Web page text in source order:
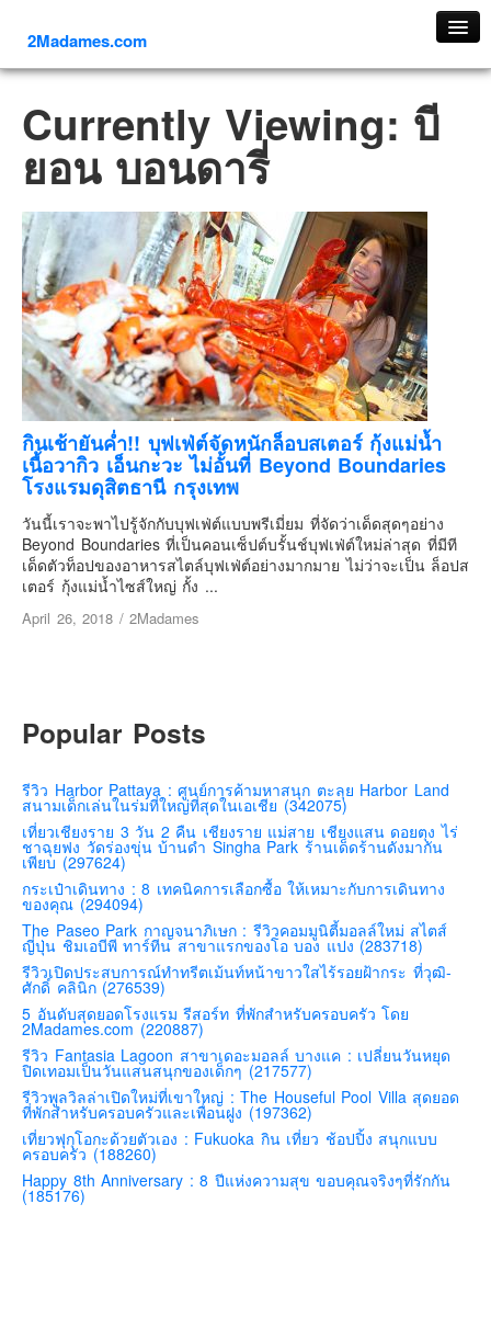
2Madames.com
ภาคเหนือ
ภาคใต้
ภาคกลาง
ภาคตะวันตก
ภาคอีสาน
ทริปต่างประเทศ
ยุโรป
รัสเซีย
อิตาลี
ตุรกี-ตุรเคีย
เยอรมัน
ฝรั่งเศส
ออสเตรีย
สาธารณรัฐเช็ก
สวิสเซอร์แลนด์
สเปน
โครเอเชีย
สโลเวเนีย
มอนเตรเนโกร
บอสเนียและเฮอร์เซโกวีน่า
ญี่ปุ่น
คันโต-โตเกียวและรอบๆ
คันไซ-โอซาก้า เกียวโต
คิวชู – ฟุกุโอกะ ซางะ เปปปุ ยุฟุอิน นางาซากิ
ฟูจิ
ฮอกไกโด
เอเชีย
Currently Viewing: บี
ยอน บอนดารี่
กินเช้ายันค่ำ!! บุฟเฟ่ต์จัดหนักล็อบสเตอร์ กุ้งแม่น้ำ
เนื้อวากิว เอ็นกะวะ ไม่อั้นที่ Beyond Boundaries
โรงแรมดุสิตธานี กรุงเทพ
วันนี้เราจะพาไปรู้จักกับบุฟเฟ่ต์แบบพรีเมี่ยม ที่จัดว่าเด็ดสุดๆอย่าง
Beyond Boundaries ที่เป็นคอนเซ็ปต์บรั้นช์บุฟเฟ่ต์ใหม่ล่าสุด ที่มีที
เด็ดตัวท็อปของอาหารสไตล์บุฟเฟ่ต์อย่างมากมาย ไม่ว่าจะเป็น ล็อปส
เตอร์ กุ้งแม่น้ำไซส์ใหญ่ กั้ง ...
April 26, 2018 / 2Madames
Popular Posts
รีวิว Harbor Pattaya : ศูนย์การค้ามหาสนุก ตะลุย Harbor Land
สนามเด็กเล่นในร่มที่ใหญ่ที่สุดในเอเชีย (342075)
เที่ยวเชียงราย 3 วัน 2 คืน เชียงราย แม่สาย เชียงแสน ดอยตุง ไร่
ชาฉุยฟง วัดร่องขุ่น บ้านดำ Singha Park ร้านเด็ดร้านดังมากัน
เพียบ (297624)
กระเป๋าเดินทาง : 8 เทคนิคการเลือกซื้อ ให้เหมาะกับการเดินทาง
ของคุณ (294094)
The Paseo Park กาญจนาภิเษก : รีวิวคอมมูนิตี้มอลล์ใหม่ สไตส์
ญี่ปุ่น ชิมเอบีพี ทาร์ทีน สาขาแรกของโอ บอง แปง (283718)
รีวิวเปิดประสบการณ์ทำทรีตเม้นท์หน้าขาวใสไร้รอยฝ้ากระ ที่วุฒิ-
ศักดิ์ คลินิก (276539)
5 อันดับสุดยอดโรงแรม รีสอร์ท ที่พักสำหรับครอบครัว โดย
2Madames.com (220887)
รีวิว Fantasia Lagoon สาขาเดอะมอลล์ บางแค : เปลี่ยนวันหยุด
ปิดเทอมเป็นวันแสนสนุกของเด็กๆ (217577)
รีวิวพูลวิลล่าเปิดใหม่ที่เขาใหญ่ : The Houseful Pool Villa สุดยอด
ที่พักสำหรับครอบครัวและเพื่อนฝูง (197362)
เที่ยวฟุกุโอกะด้วยตัวเอง : Fukuoka กิน เที่ยว ช้อปปิ้ง สนุกแบบ
ครอบครัว (188260)
Happy 8th Anniversary : 8 ปีแห่งความสุข ขอบคุณจริงๆที่รักกัน
(185176)